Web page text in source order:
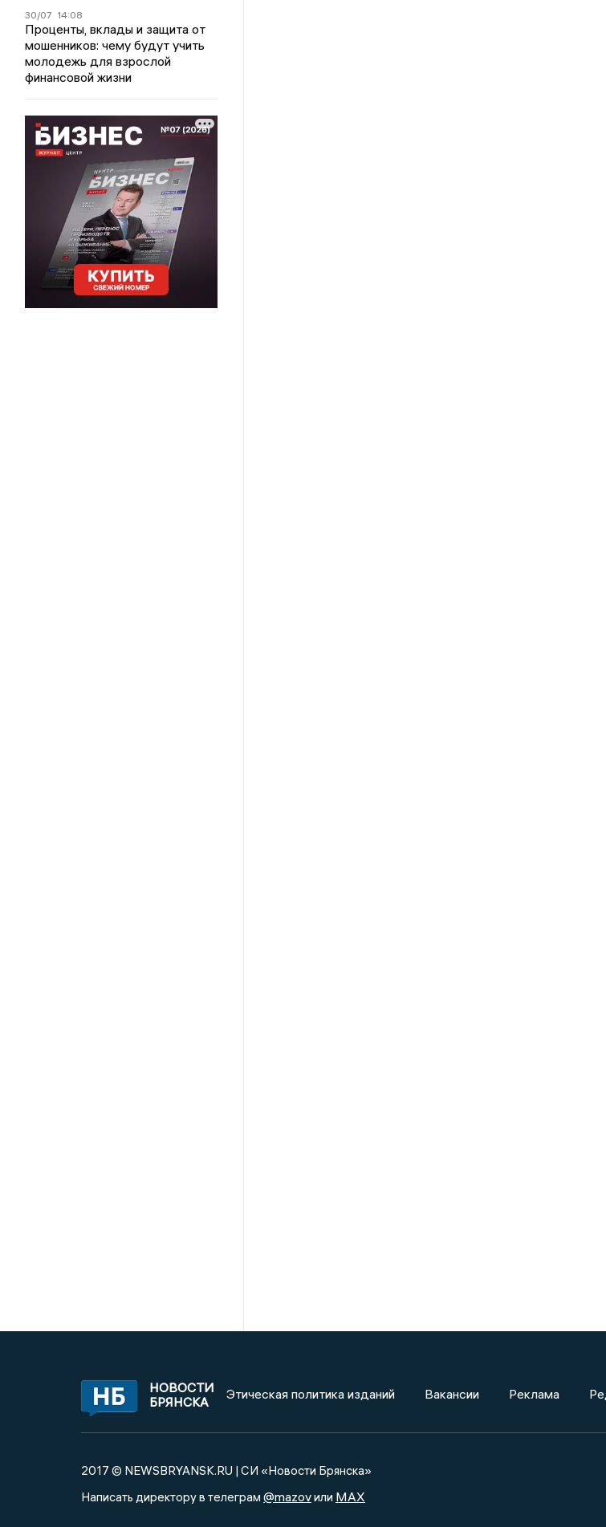
30/07 14:08
Проценты, вклады и защита от
мошенников: чему будут учить
молодежь для взрослой
финансовой жизни
НОВОСТИ
БРЯНСКА
Этическая политика изданий Вакансии Реклама
2017 © NEWSBRYANSK.RU | СИ «Новости Брянска»
Написать директору в телеграм @mazovили MAX